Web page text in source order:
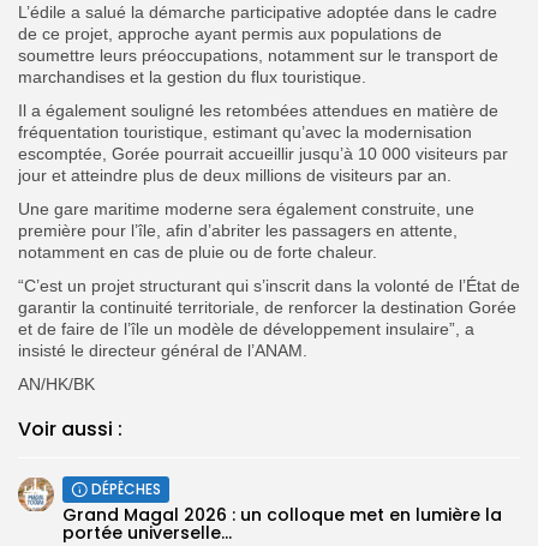
L’édile a salué la démarche participative adoptée dans le cadre
de ce projet, approche ayant permis aux populations de
soumettre leurs préoccupations, notamment sur le transport de
marchandises et la gestion du flux touristique
Il a également souligné les retombées attendues en matière de
fréquentation touristique, estimant qu’avec la modernisation
escomptée, Gorée pourrait accueillir jusqu’à 10 000 visiteurs par
jour et atteindre plus de deux millions de visiteurs par an
Une gare maritime moderne sera également construite, une
première pour l’île, afin d’abriter les passagers en attente,
notamment en cas de pluie ou de forte chaleur.
“C’est un projet structurant qui s’inscrit dans la volonté de l’État de
garantir la continuité territoriale, de renforcer la destination Gorée
et de faire de l’île un modèle de développement insulaire”, a
insisté le directeur général de l’ANAM.
AN/HK/BK
Voir aussi :
DÉPÊCHES
Grand Magal 2026 : un colloque met en lumière la
portée universelle...